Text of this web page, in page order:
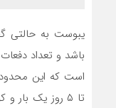
یبوست به
باشد و تعداد
است که این
تا ۵ روز یک